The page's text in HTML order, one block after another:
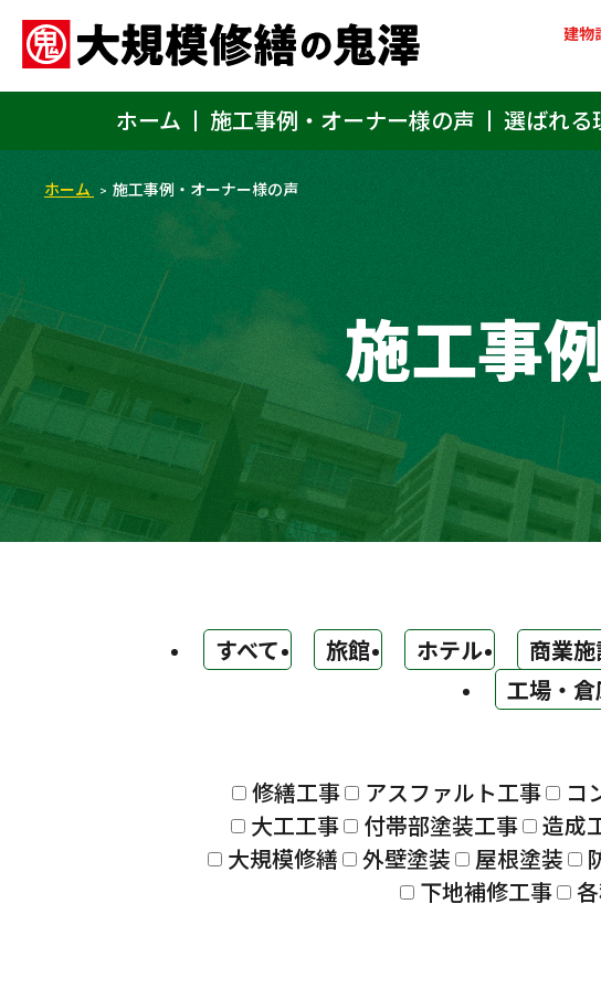
建物
ホーム
施工事例・オーナー様の声 選ばれる
ホーム 施工事例・オーナー様の声
施工事
すべて 旅館 ホテル 商業
工場・
修繕工事 アスファルト工事 コ
大工工事
付帯部塗装工事 造成
大規模修繕
外壁塗装 屋根塗装
下地補修工事